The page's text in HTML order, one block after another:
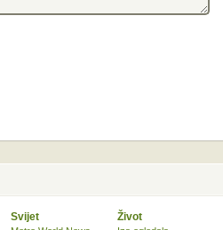
Svijet Život